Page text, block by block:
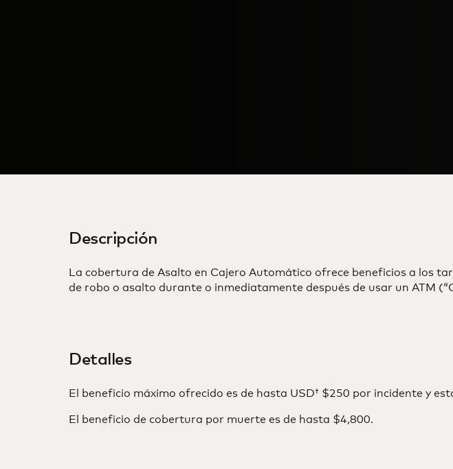
Descripción
La cobertura de Asalto en Cajero Automático ofrece beneficios a los
de robo o asalto durante o inmediatamente después de usar un ATM
Detalles
El beneficio máximo ofrecido es de hasta USD† $250 por incidente y
El beneficio de cobertura por muerte es de hasta $4,800.